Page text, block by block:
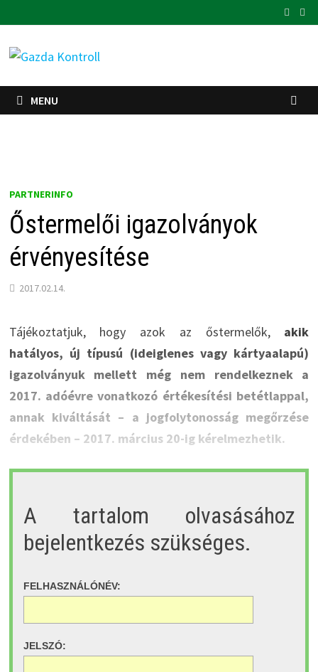
to
content
MENU
PARTNERINFO
Őstermelői igazolványok
érvényesítése
2017.02.14.
Tájékoztatjuk, hogy azok az őstermelők, akik
hatályos, új típusú (ideiglenes vagy kártyaalapú)
igazolványuk mellett még nem rendelkeznek a
2017. adóévre vonatkozó értékesítési betétlappal,
annak kiváltását – a jogfolytonosság megőrzése
érdekében – 2017. március 20-ig kérelmezhetik.
A tartalom olvasásához
bejelentkezés szükséges.
FELHASZNÁLÓNÉV:
JELSZÓ: